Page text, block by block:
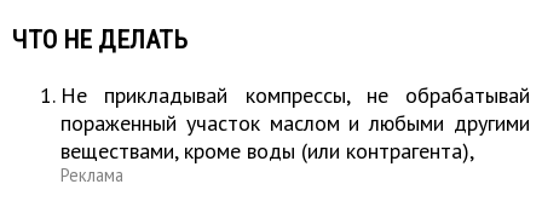
ЧТО НЕ ДЕЛАТЬ
Не прикладывай компрессы, не обрабатывай
пораженный участок маслом и любыми другими
веществами, кроме воды (или контрагента),
Реклама